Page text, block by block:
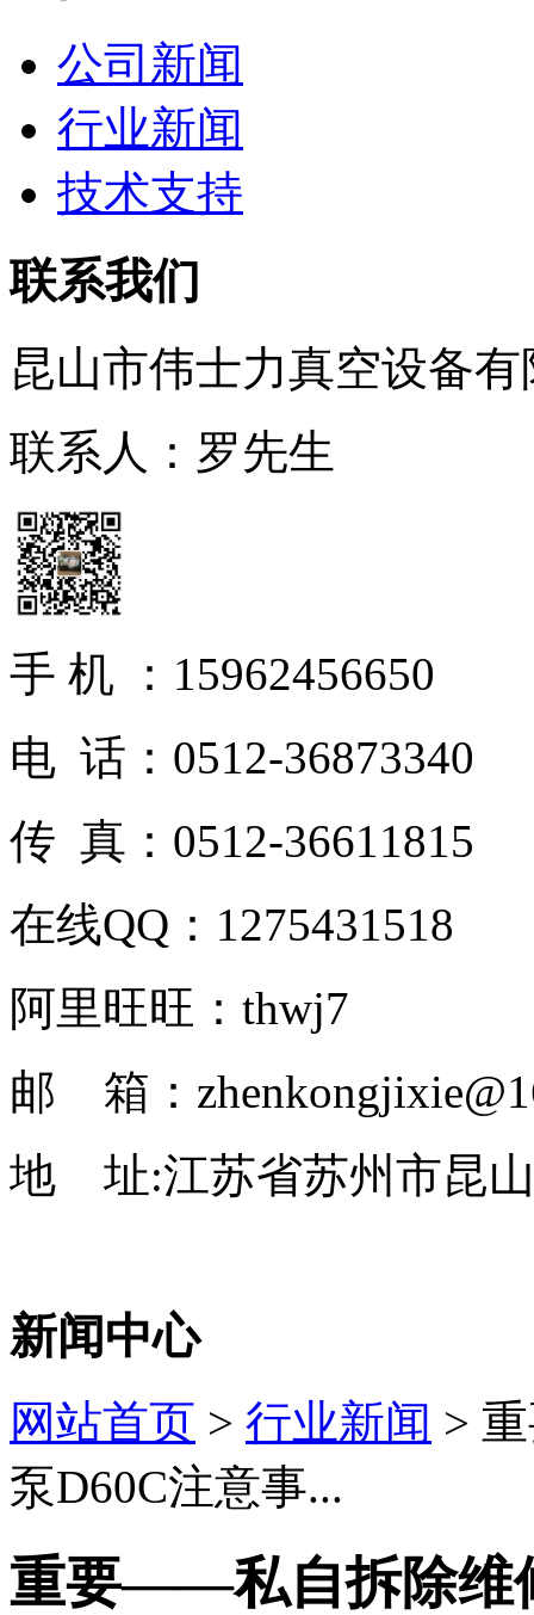
公司新闻
行业新闻
技术支持
联系我们
昆山市伟士力真空设备
联系人：罗先生
手 机 ：15962456650
电 话：0512-36873340
传 真：0512-36611815
在线QQ：1275431518
阿里旺旺：thwj7
邮 箱：
地 址:江苏省苏州市昆
新闻中心
网站首页 > 行业新闻 >
泵D60C注意事...
重要——私自拆除维